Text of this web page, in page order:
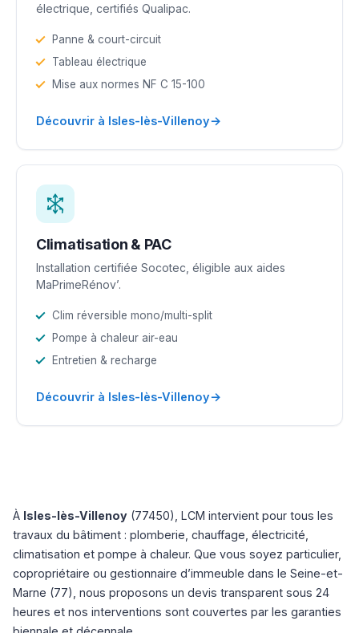
électrique, certifiés Qualipac.
Panne & court-circuit
Tableau électrique
Mise aux normes NF C 15-100
Découvrir à Isles-lès-Villenoy→
Climatisation & PAC
Installation certifiée Socotec, éligible aux aides
MaPrimeRénov’.
Clim réversible mono/multi-split
Pompe à chaleur air-eau
Entretien & recharge
Découvrir à Isles-lès-Villenoy→
À Isles-lès-Villenoy (77450), LCM intervient pour tous les
travaux du bâtiment : plomberie, chauffage, électricité,
climatisation et pompe à chaleur. Que vous soyez particulier,
copropriétaire ou gestionnaire d’immeuble dans le Seine-et-
Marne (77), nous proposons un devis transparent sous 24
heures et nos interventions sont couvertes par les garanties